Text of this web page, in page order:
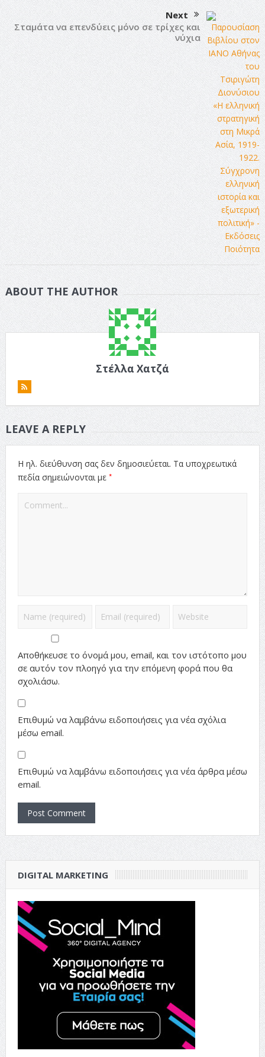
Next
Σταμάτα να επενδύεις μόνο σε τρίχες και
νύχια
ABOUT THE AUTHOR
Στέλλα Χατζά
LEAVE A REPLY
Η ηλ. διεύθυνση σας δεν δημοσιεύεται. Τα υποχρεωτικά
πεδία σημειώνονται με *
Αποθήκευσε το όνομά μου, email, και τον ιστότοπο μου
σε αυτόν τον πλοηγό για την επόμενη φορά που θα
σχολιάσω.
Επιθυμώ να λαμβάνω ειδοποιήσεις για νέα σχόλια
μέσω email.
Επιθυμώ να λαμβάνω ειδοποιήσεις για νέα άρθρα μέσω
email.
DIGITAL MARKETING